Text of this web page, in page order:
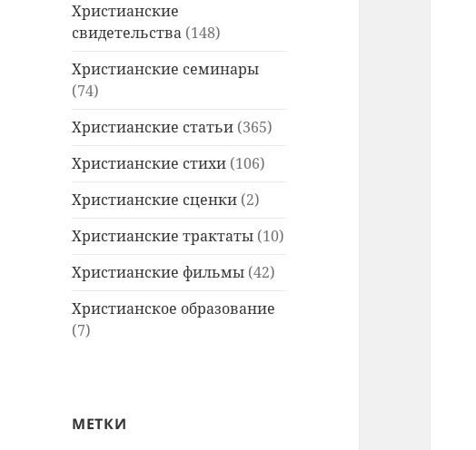
Христианские
свидетельства (148)
Христианские семинары
(74)
Христианские статьи (365)
Христианские стихи (106)
Христианские сценки (2)
Христианские трактаты (10)
Христианские фильмы (42)
Христианское образование
(7)
МЕТКИ